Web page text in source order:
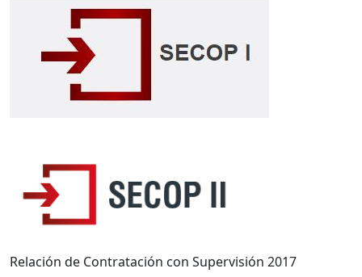
Relación de Contratación con Supervisión 2017